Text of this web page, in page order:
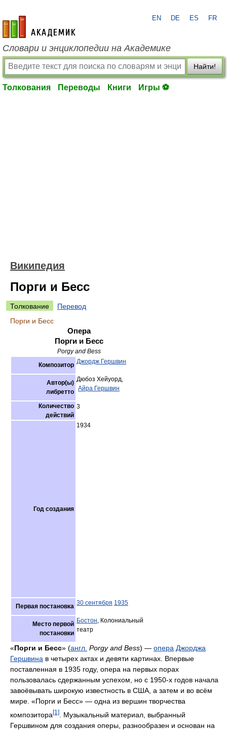
academic.ru
EN DE ES FR
Словари и энциклопедии на Академике
Найти!
Толкования Переводы Книги Игры ⚽
Википедия
Порги и Бесс
Толкование
Перевод
Порги и Бесс
Опера
Порги и Бесс
Porgy and Bess
Композитор Джордж Гершвин
Автор(ы)
либретто
Дюбоз Хейуорд,
Айра Гершвин
Количество
действий
3
Год создания
1934
Первая постановка 30 сентября 1935
Место первой
постановки
Бостон, Колониальный
театр
«Порги и Бесс» (англ. Porgy and Bess) ― опера Джорджа
Гершвина в четырех актах и девяти картинах. Впервые
поставленная в 1935 году, опера на первых порах
пользовалась сдержанным успехом, но с 1950-х годов начала
завоёвывать широкую известность в США, а затем и во всём
мире. «Порги и Бесс» ― одна из вершин творчества
композитора[1]
. Музыкальный материал, выбранный
Гершвином для создания оперы, разнообразен и основан на